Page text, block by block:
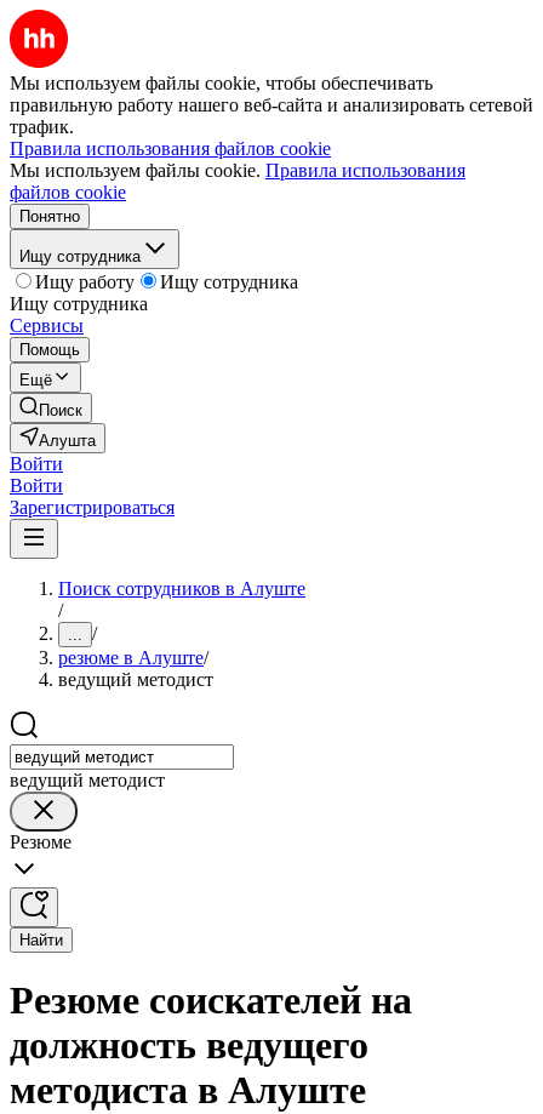
Мы используем файлы cookie, чтобы обеспечивать
правильную работу нашего веб-сайта и анализировать сетевой
трафик.
Правила использования файлов cookie
Мы используем файлы cookie. Правила использования
файлов cookie
Понятно
Ищу сотрудника
Ищу работу
Ищу сотрудника
Ищу сотрудника
Сервисы
Помощь
Ещё
Поиск
Алушта
Войти
Войти
Зарегистрироваться
Поиск сотрудников в Алуште
/
... /
резюме в Алуште/
ведущий методист
ведущий методист
Резюме
Найти
Резюме соискателей на
должность ведущего
методиста в Алуште